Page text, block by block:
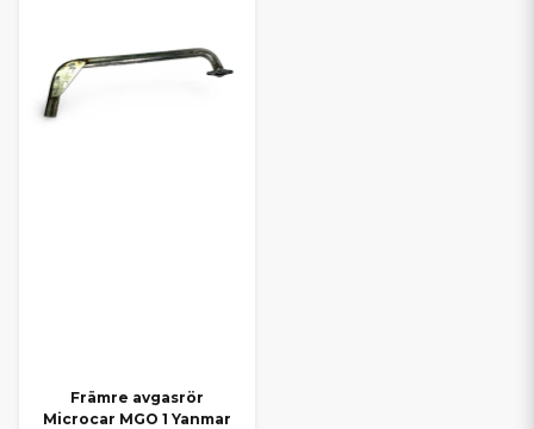
Främre avgasrör
Microcar MGO 1 Yanmar